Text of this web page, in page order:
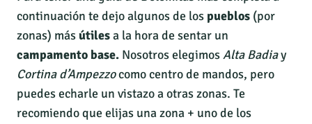
continuación te dejo algunos de los pueblos (por
zonas) másútilesa la hora de sentar un
campamento base. Nosotros elegimosAlta Badiay
Cortina d’Ampezzocomo centro de mandos, pero
puedes echarle un vistazo a otras zonas. Te
recomiendo que elijas una zona + uno de los